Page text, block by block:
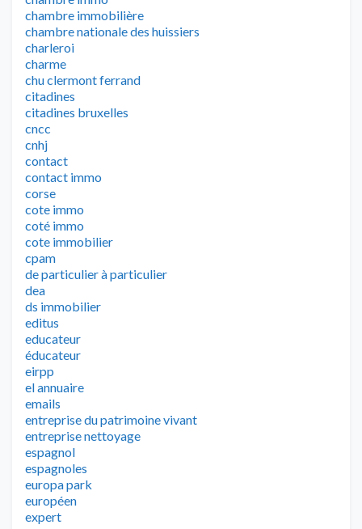
chambre immobilière
chambre nationale des huissiers
charleroi
charme
chu clermont ferrand
citadines
citadines bruxelles
cncc
cnhj
contact
contact immo
corse
cote immo
coté immo
cote immobilier
cpam
de particulier à particulier
dea
ds immobilier
editus
educateur
éducateur
eirpp
el annuaire
emails
entreprise du patrimoine vivant
entreprise nettoyage
espagnol
espagnoles
europa park
européen
expert